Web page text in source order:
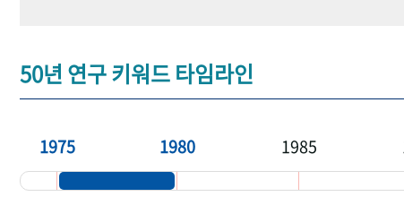
50년 연구 키워드 타임라인
1975 1980 1985